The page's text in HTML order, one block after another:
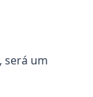
será um